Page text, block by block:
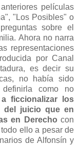
películas
"Los Posibles" o
sobre el
Ahora no narra
representaciones
por Canal
es decir su
no había sido
como no
ficcionalizar los
del juicio que en
en Derecho con
ello a pesar de
de Alfonsín y